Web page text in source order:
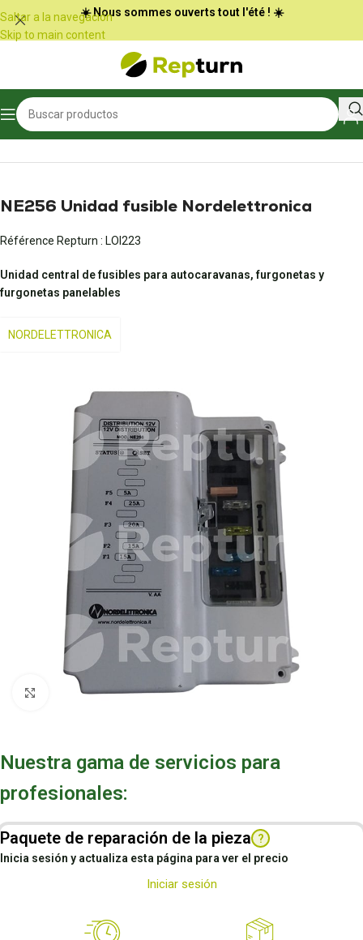
Panel de gestión de cookies
Saltar a la navegación
Skip to main content
☀️ Nous sommes ouverts tout l'été ! ☀️
Inicio/Autocaravanas y furgonetas
NE256 Unidad fusible Nordelettronica
Référence Repturn : LOI223
Unidad central de fusibles para autocaravanas, furgonetas y
furgonetas panelables
NORDELETTRONICA
Pulsa para ampliar
Nuestra gama de servicios para
profesionales:
Paquete de reparación de la pieza ?
Inicia sesión y actualiza esta página para ver el precio
Iniciar sesión